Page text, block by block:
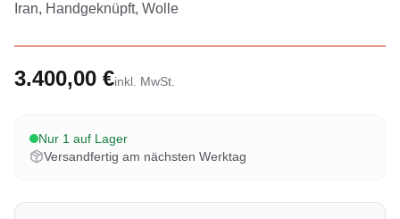
Iran, Handgeknüpft, Wolle
3.400,00 €inkl. MwSt.
Nur 1 auf Lager
Versandfertig am nächsten Werktag